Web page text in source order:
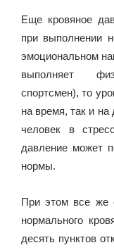
Еще кровяное
при выполнении
эмоциональном
выполняет
спортсмен), то
на время, так и
человек в
давление может
нормы.
При этом все же
нормального
десять пунктов